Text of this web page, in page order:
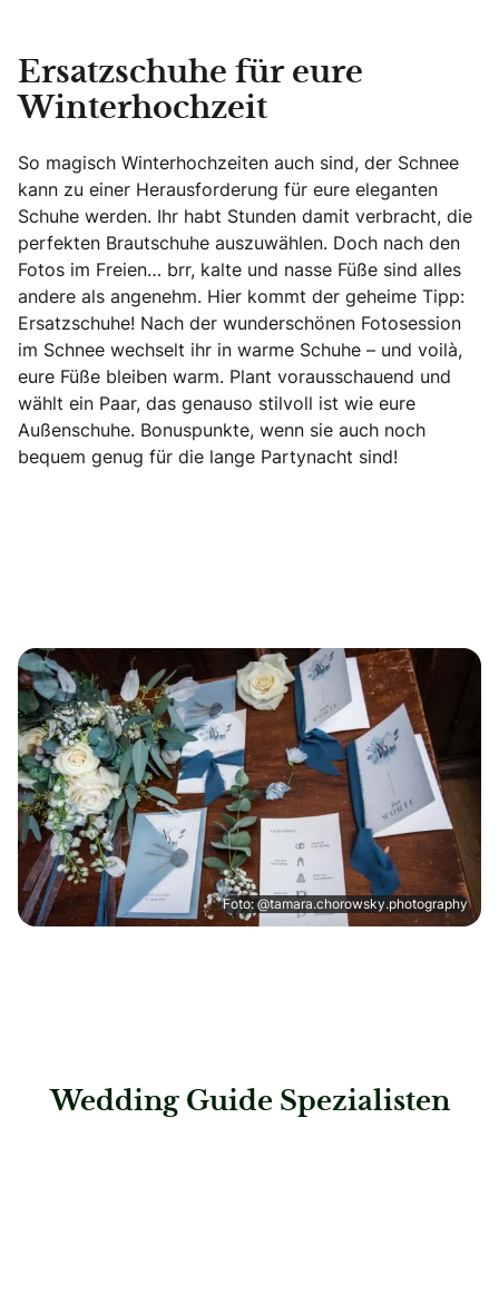
Ersatzschuhe für eure
Winterhochzeit
So magisch Winterhochzeiten auch sind, der Schnee
kann zu einer Herausforderung für eure eleganten
Schuhe werden. Ihr habt Stunden damit verbracht, die
perfekten Brautschuhe auszuwählen. Doch nach den
Fotos im Freien… brr, kalte und nasse Füße sind alles
andere als angenehm. Hier kommt der geheime Tipp:
Ersatzschuhe! Nach der wunderschönen Fotosession
im Schnee wechselt ihr in warme Schuhe – und voilà,
eure Füße bleiben warm. Plant vorausschauend und
wählt ein Paar, das genauso stilvoll ist wie eure
Außenschuhe. Bonuspunkte, wenn sie auch noch
bequem genug für die lange Partynacht sind!
Foto: @tamara.chorowsky.photography
Wedding Guide Spezialisten